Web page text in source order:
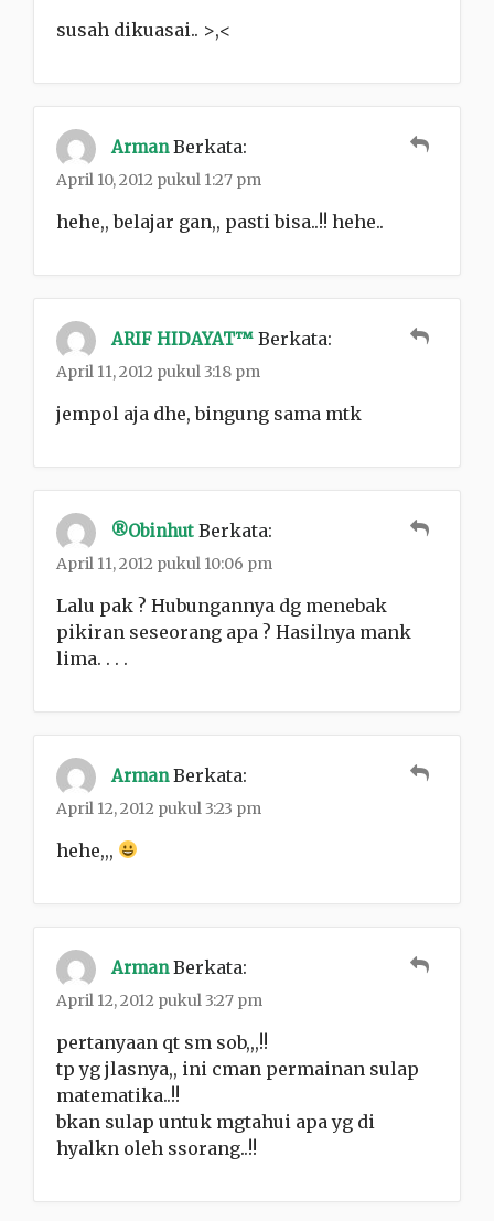
susah dikuasai.. >,<
Arman Berkata:
April 10, 2012 pukul 1:27 pm
hehe,, belajar gan,, pasti bisa..!! hehe..
ARIF HIDAYAT™ Berkata:
April 11, 2012 pukul 3:18 pm
jempol aja dhe, bingung sama mtk
®obinhut Berkata:
April 11, 2012 pukul 10:06 pm
Lalu pak ? Hubungannya dg menebak
pikiran seseorang apa ? Hasilnya mank
lima. . . .
Arman Berkata:
April 12, 2012 pukul 3:23 pm
hehe,,,
Arman Berkata:
April 12, 2012 pukul 3:27 pm
pertanyaan qt sm sob,,,!!
tp yg jlasnya,, ini cman permainan sulap
matematika..!!
bkan sulap untuk mgtahui apa yg di
hyalkn oleh ssorang..!!